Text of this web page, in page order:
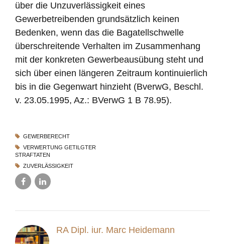
über die Unzuverlässigkeit eines
Gewerbetreibenden grundsätzlich keinen
Bedenken, wenn das die Bagatellschwelle
überschreitende Verhalten im Zusammenhang
mit der konkreten Gewerbeausübung steht und
sich über einen längeren Zeitraum kontinuierlich
bis in die Gegenwart hinzieht (BverwG, Beschl.
v. 23.05.1995, Az.: BVerwG 1 B 78.95).
GEWERBERECHT
VERWERTUNG GETILGTER
STRAFTATEN
ZUVERLÄSSIGKEIT
RA Dipl. iur. Marc Heidemann